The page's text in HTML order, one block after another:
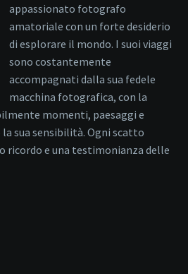
appassionato fotografo
amatoriale con un forte desiderio
di esplorare il mondo. I suoi viaggi
sono costantemente
accompagnati dalla sua fedele
macchina fotografica, con la
momenti, paesaggi e
sua sensibilità. Ogni scatto
ricordo e una testimonianza delle